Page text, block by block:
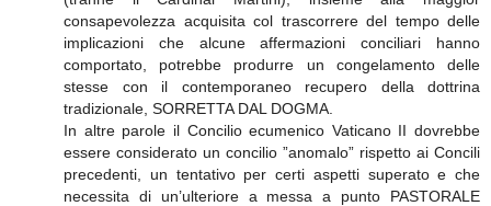
consapevolezza acquisita col trascorrere del tempo delle
implicazioni che alcune affermazioni conciliari hanno
comportato, potrebbe produrre un congelamento delle
stesse con il contemporaneo recupero della dottrina
tradizionale, SORRETTA DAL DOGMA.
In altre parole il Concilio ecumenico Vaticano II dovrebbe
essere considerato un concilio ”anomalo” rispetto ai Concili
precedenti, un tentativo per certi aspetti superato e che
necessita di un’ulteriore a messa a punto PASTORALE